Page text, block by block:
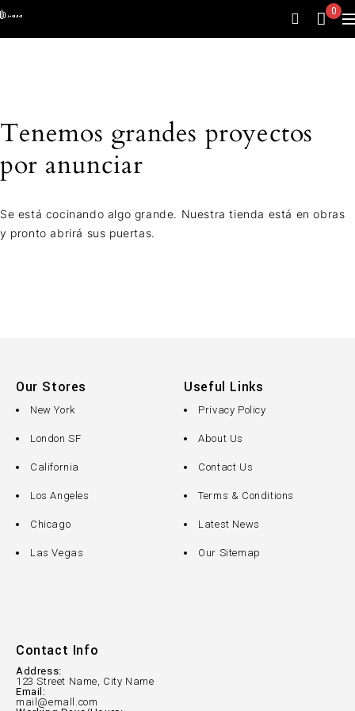
0
Tenemos grandes proyectos
por anunciar
Se está cocinando algo grande. Nuestra tienda está en obras
y pronto abrirá sus puertas.
Contact Info
Address:
123 Street Name, City Name
Email:
mail@emall.com
Our Stores
New York
London SF
California
Los Angeles
Chicago
Las Vegas
Useful Links
Privacy Policy
About Us
Contact Us
Terms & Conditions
Latest News
Our Sitemap